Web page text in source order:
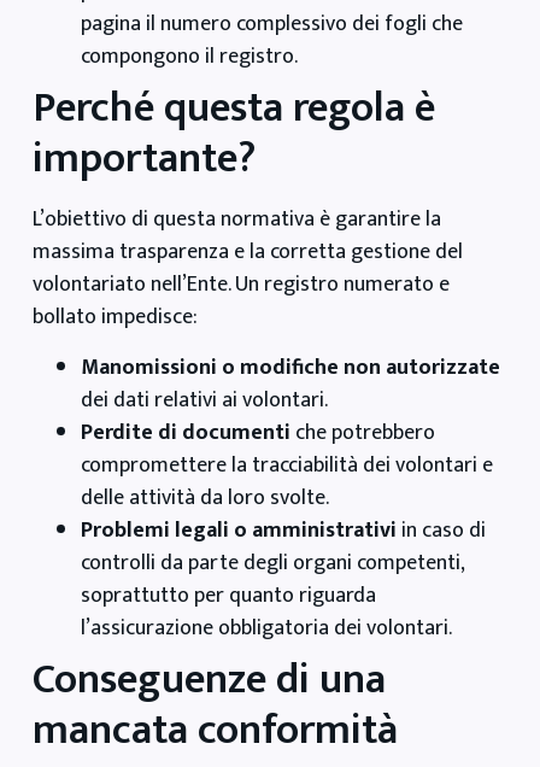
pagina il numero complessivo dei fogli che
compongono il registro.
Perché questa regola è
importante?
L’obiettivo di questa normativa è garantire la
massima trasparenza e la corretta gestione del
volontariato nell’Ente. Un registro numerato e
bollato impedisce:
Manomissioni o modifiche non autorizzate
dei dati relativi ai volontari.
Perdite di documenti che potrebbero
compromettere la tracciabilità dei volontari e
delle attività da loro svolte.
Problemi legali o amministrativi in caso di
controlli da parte degli organi competenti,
soprattutto per quanto riguarda
l’assicurazione obbligatoria dei volontari.
Conseguenze di una
mancata conformità